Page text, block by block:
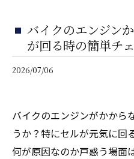
バイクのエンジン
が回る時の簡単チ
2026/07/06
バイクのエンジンがかから
うか？特にセルが元気に回
何が原因なのか戸惑う場面